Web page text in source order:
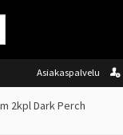
Asiakaspalvelu
2kpl Dark Perch